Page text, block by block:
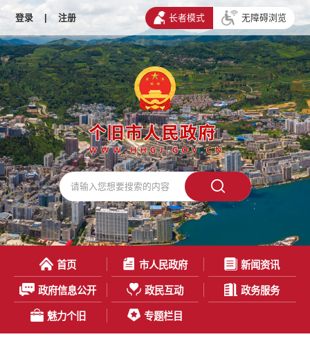
登录 | 注册 长者模式 无障碍浏览
首页 市人民政府 新闻资讯
政府信息公开 政民互动 政务服务
魅力个旧 专题栏目